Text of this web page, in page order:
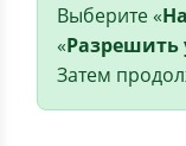
Выберите «
«Разрешить
Затем